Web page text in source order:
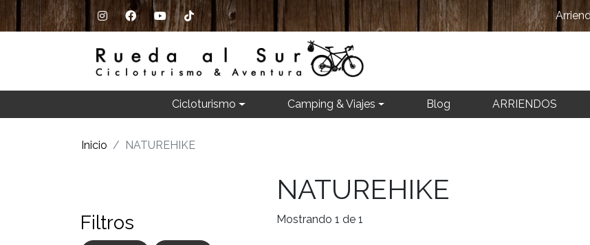
Cicloturismo Camping & Viajes Blog ARRIENDOS
Inicio NATUREHIKE
NATUREHIKE
Filtros Mostrando 1 de 1